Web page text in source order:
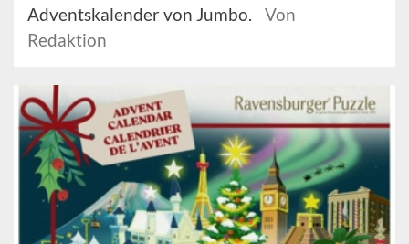
Adventskalender von Jumbo.
Von
Redaktion